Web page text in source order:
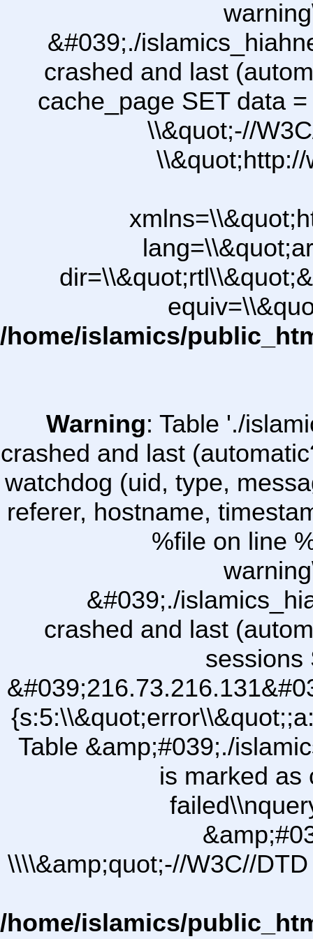
&#039;./
crashed and last
cache_page SET data
\\&quot;-//
/home/islamics/
Warning: Table './
crashed and last
watchdog (uid, type,
referer, hostname,
%file on line
&#039;./
crashed and last
sessions
Table &amp;#039;./
is marked as
\\\\&amp;quot;-//W3C//
/home/islamics/